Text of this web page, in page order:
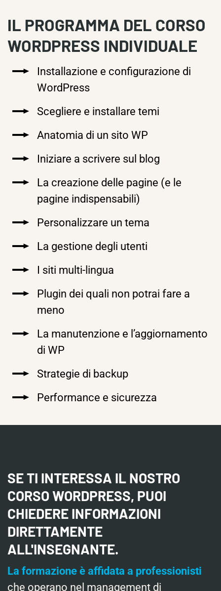
IL PROGRAMMA DEL CORSO
WORDPRESS INDIVIDUALE
Installazione e configurazione di
WordPress
Scegliere e installare temi
Anatomia di un sito WP
Iniziare a scrivere sul blog
La creazione delle pagine (e le
pagine indispensabili)
Personalizzare un tema
La gestione degli utenti
I siti multi-lingua
Plugin dei quali non potrai fare a
meno
La manutenzione e l’aggiornamento
di WP
Strategie di backup
Performance e sicurezza
SE TI INTERESSA IL NOSTRO
CORSO WORDPRESS, PUOI
CHIEDERE INFORMAZIONI
DIRETTAMENTE
ALL'INSEGNANTE.
La formazione è affidata a professionisti
che operano nel management di